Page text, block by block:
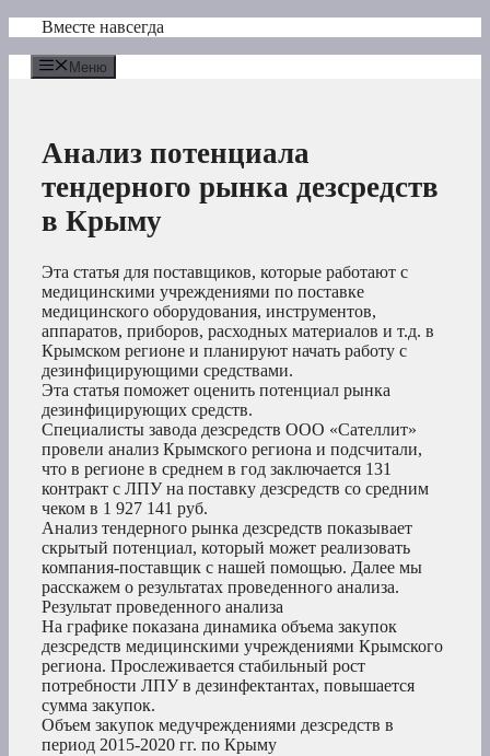
Перейти
содержимому
Вместе навсегда
Меню
Анализ потенциала
тендерного рынка дезсредств
в Крыму
Эта статья для поставщиков, которые работают с
медицинскими учреждениями по поставке
медицинского оборудования, инструментов,
аппаратов, приборов, расходных материалов и т.д. в
Крымском регионе и планируют начать работу с
дезинфицирующими средствами.
Эта статья поможет оценить потенциал рынка
дезинфицирующих средств.
Специалисты завода дезсредств ООО «Сателлит»
провели анализ Крымского региона и подсчитали,
что в регионе в среднем в год заключается 131
контракт с ЛПУ на поставку дезсредств со средним
чеком в 1 927 141 руб.
Анализ тендерного рынка дезсредств показывает
скрытый потенциал, который может реализовать
компания-поставщик с нашей помощью. Далее мы
расскажем о результатах проведенного анализа.
Результат проведенного анализа
На графике показана динамика объема закупок
дезсредств медицинскими учреждениями Крымского
региона. Прослеживается стабильный рост
потребности ЛПУ в дезинфектантах, повышается
сумма закупок.
Объем закупок медучреждениями дезсредств в
период 2015-2020 гг. по Крыму